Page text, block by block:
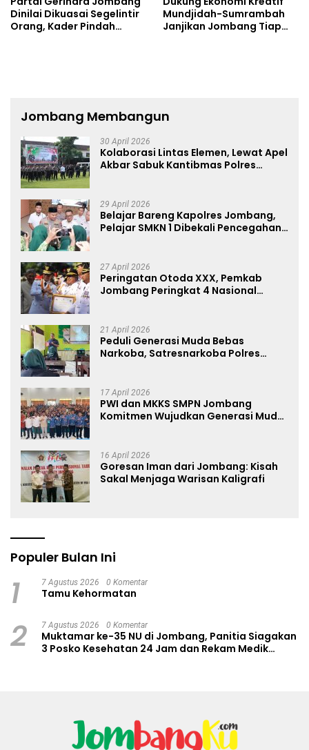
Dinilai Dikuasai Segelintir
Orang, Kader Pindah
Mundjidah-Sumrambah
Janjikan Jombang Tiap
Jombang Membangun
30 April 2026
Kolaborasi Lintas Elemen, Lewat Apel
Akbar Sabuk Kantibmas Polres
29 April 2026
Belajar Bareng Kapolres Jombang,
Pelajar SMKN 1 Dibekali Pencegahan
27 April 2026
Peringatan Otoda XXX, Pemkab
Jombang Peringkat 4 Nasional
21 April 2026
Peduli Generasi Muda Bebas
Narkoba, Satresnarkoba Polres
17 April 2026
PWI dan MKKS SMPN Jombang
Komitmen Wujudkan Generasi Muda
16 April 2026
Goresan Iman dari Jombang: Kisah
Sakal Menjaga Warisan Kaligrafi
Populer Bulan Ini
1 7 Agustus 2026 0 Komentar
Tamu Kehormatan
2 7 Agustus 2026 0 Komentar
Muktamar ke-35 NU di Jombang, Panitia Siagakan
3 Posko Kesehatan 24 Jam dan Rekam Medik